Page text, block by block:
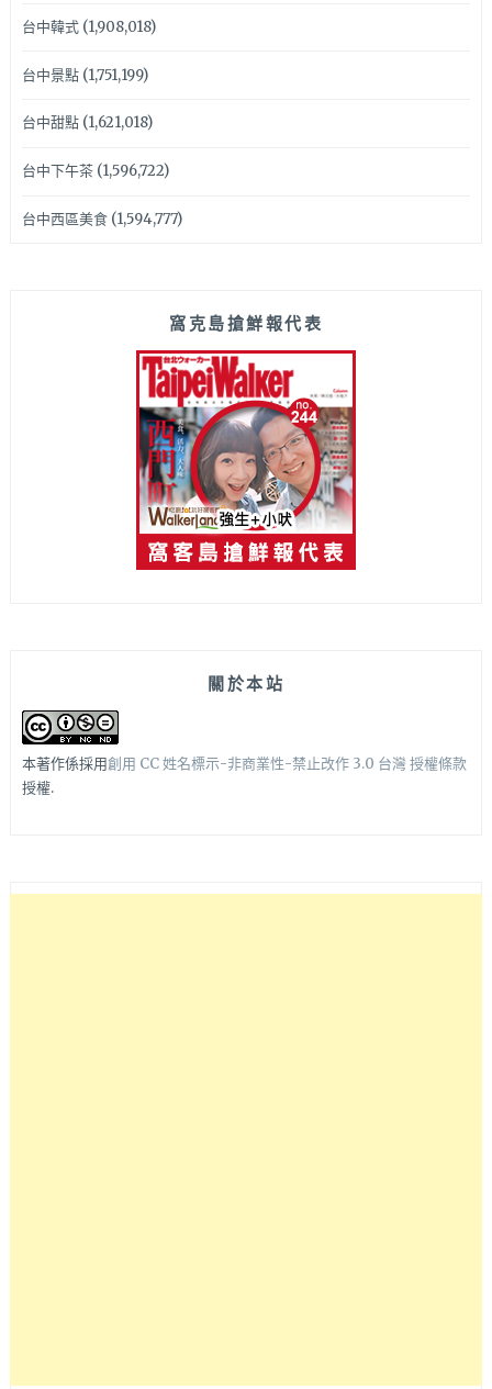
台中韓式(1,908,018)
台中景點(1,751,199)
台中甜點(1,621,018)
台中下午茶(1,596,722)
台中西區美食(1,594,777)
窩克島搶鮮報代表
關於本站
本著作係採用創用 CC 姓名標示-非商業性-禁止改作 3.0 台灣 授權條款
授權.